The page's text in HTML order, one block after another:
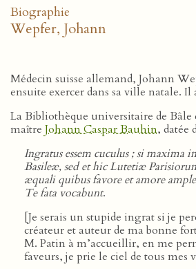
Biographie
Wepfer, Johann
Médecin suisse allemand, Johann
ensuite exercer dans sa ville natale.
La Bibliothèque universitaire de
maître Johann Caspar Bauhin, datée
Ingratus essem cuculus ; si
Basileæ, sed et hic Lutetiæ
æquali quibus favore et amore
Te fata vocabunt.
[Je serais un stupide ingrat si je
créateur et auteur de ma bonne
M. Patin à m’accueillir, en me
faveurs, je prie le ciel de tous mes